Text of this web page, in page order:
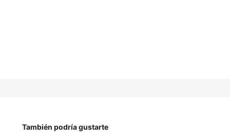
También podría gustarte